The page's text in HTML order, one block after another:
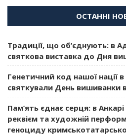
ОСТАННІ
Традиції, що об’єднують: в
святкова виставка до Дня
Генетичний код нашої нації
святкували День вишиванки
Пам’ять єднає серця: в
реквієм та художній
геноциду